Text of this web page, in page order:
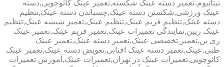
تیتانیوم،تعمیر دسته عینک شکسته,تعمیر عینک کائوچویی,دسته
عینک ورزشی,شکستن دسته عینک,چسباندن دسته عینک,تنظیم
دسته عینک,تنظیم فریم عینک,تنظیم عینک,تعمیر شیشه عینک,تنظیم
عینک ریبن,نمایندگی تعمیرات عینک,تعمیر فریم عینک,تعمیر عینک
ری بن,تعمیر تخصصی عینک,تعمیر دسته عینک,تعمیر عینک
طبی,عینک,تعمیر دسته عینک افتابی,تعویض دسته عینک,تعمیر عینک
کائوچویی,تعمیرات عینک در تهران,تعمیرات عینک,آموزش تعمیرات